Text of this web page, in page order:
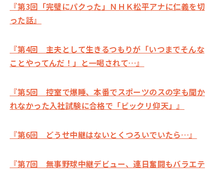
『第3回「完璧にパクった」ＮＨＫ松平アナに仁義を切
った話』
『第4回 主夫として生きるつもりが「いつまでそんな
ことやってんだ！」と一喝されて…』
『第5回 控室で爆睡、本番でスポーツのスの字も聞か
れなかった入社試験に合格で「ビックリ仰天」』
『第6回 どうせ中継はないとくつろいでいたら…』
『第7回 無事野球中継デビュー、連日奮闘もバラエテ